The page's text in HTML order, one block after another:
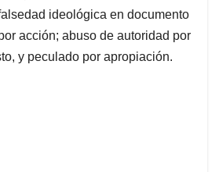
ideológica en documento
acción; abuso de autoridad por
y peculado por apropiación.